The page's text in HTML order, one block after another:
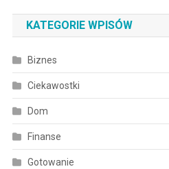
KATEGORIE WPISÓW
Biznes
Ciekawostki
Dom
Finanse
Gotowanie